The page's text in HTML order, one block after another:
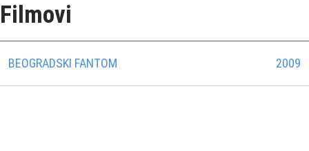
Filmovi
BEOGRADSKI FANTOM 2009